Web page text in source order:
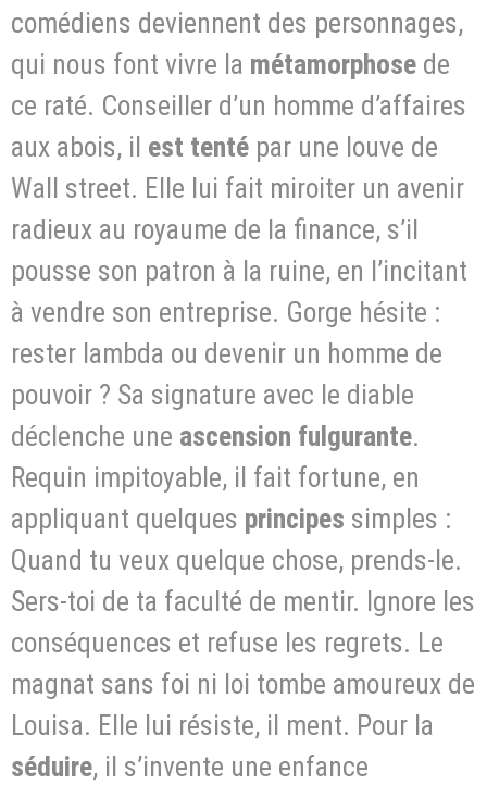
comédiens deviennent des personnages,
qui nous font vivre la métamorphose de
ce raté. Conseiller d’un homme d’affaires
aux abois, il est tenté par une louve de
Wall street. Elle lui fait miroiter un avenir
radieux au royaume de la finance, s’il
pousse son patron à la ruine, en l’incitant
à vendre son entreprise. Gorge hésite :
rester lambda ou devenir un homme de
pouvoir ? Sa signature avec le diable
déclenche une ascension fulgurante.
Requin impitoyable, il fait fortune, en
appliquant quelques principes simples :
Quand tu veux quelque chose, prends-le.
Sers-toi de ta faculté de mentir. Ignore les
conséquences et refuse les regrets. Le
magnat sans foi ni loi tombe amoureux de
Louisa. Elle lui résiste, il ment. Pour la
séduire, il s’invente une enfance